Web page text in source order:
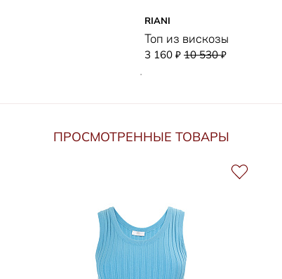
RIANI
Топ из вискозы
3 160 ₽ 10 530₽
ПРОСМОТРЕННЫЕ ТОВАРЫ